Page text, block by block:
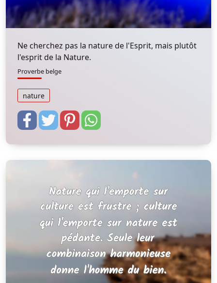
Ne cherchez pas la nature de l'Esprit, mais plutôt
l'esprit de la Nature.
Proverbe belge
nature